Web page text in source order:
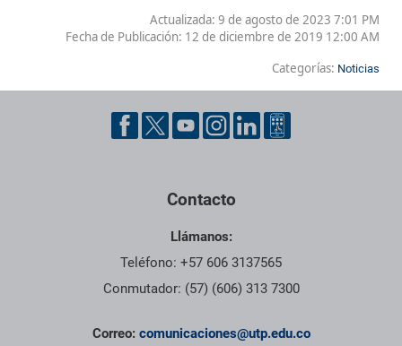
Actualizada: 9 de agosto de 2023 7:01 PM
Fecha de Publicación: 12 de diciembre de 2019 12:00 AM
Categorías: Noticias
Contacto
Llámanos:
Teléfono: +57 606 3137565
Conmutador: (57) (606) 313 7300
Correo: comunicaciones@utp.edu.co